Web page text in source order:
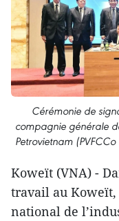
Cérémonie de
compagnie générale
Petrovietnam (PVFCCo
Koweït (VNA) -
travail au
national de